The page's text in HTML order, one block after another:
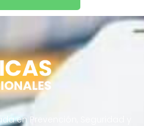
en Prevención, Seguridad y